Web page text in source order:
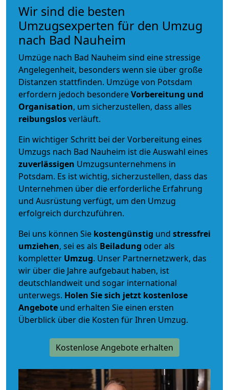
Wir sind die besten
Umzugsexperten für den Umzug
nach Bad Nauheim
Umzüge nach Bad Nauheim sind eine stressige
Angelegenheit, besonders wenn sie über große
Distanzen stattfinden. Umzüge von Potsdam
erfordern jedoch besondereVorbereitung und
Organisation, um sicherzustellen, dass alles
reibungslosverläuft.
Ein wichtiger Schritt bei der Vorbereitung eines
Umzugs nach Bad Nauheim ist die Auswahl eines
zuverlässigen Umzugsunternehmens in
Potsdam. Es ist wichtig, sicherzustellen, dass das
Unternehmen über die erforderliche Erfahrung
und Ausrüstung verfügt, um den Umzug
erfolgreich durchzuführen.
Bei uns können Sie kostengünstig und stressfrei
umziehen, sei es als Beiladung oder als
kompletter Umzug. Unser Partnernetzwerk, das
wir über die Jahre aufgebaut haben, ist
deutschlandweit und sogar international
unterwegs. Holen Sie sich jetzt kostenlose
Angebote und erhalten Sie einen ersten
Überblick über die Kosten für Ihren Umzug.
Kostenlose Angebote erhalten